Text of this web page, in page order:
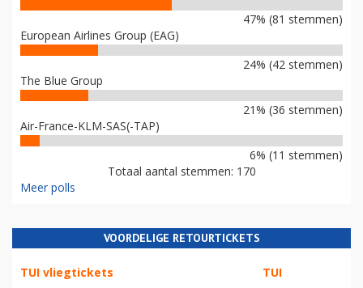
47% (81 stemmen)
European Airlines Group (EAG)
24% (42 stemmen)
The Blue Group
21% (36 stemmen)
Air-France-KLM-SAS(-TAP)
6% (11 stemmen)
Totaal aantal stemmen: 170
Meer polls
VOORDELIGE RETOURTICKETS
TUI vliegtickets TUI